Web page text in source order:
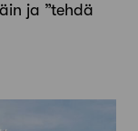
ja ”tehdä